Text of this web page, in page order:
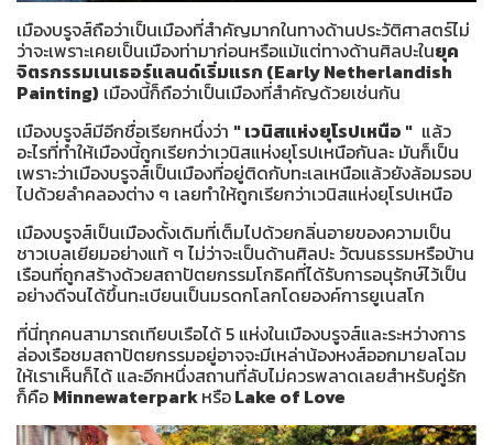
เมืองบรูจส์ถือว่าเป็นเมืองที่สำคัญมากในทางด้านประวัติศาสตร์ไม่
ว่าจะเพราะเคยเป็นเมืองท่ามาก่อนหรือแม้แต่ทางด้านศิลปะในยุค
จิตรกรรมเนเธอร์แลนด์เริ่มแรก (Early Netherlandish
Painting) เมืองนี้ก็ถือว่าเป็นเมืองที่สำคัญด้วยเช่นกัน
เมืองบรูจส์มีอีกชื่อเรียกหนึ่งว่า " เวนิสแห่งยุโรปเหนือ " แล้ว
อะไรที่ทำให้เมืองนี้ถูกเรียกว่าเวนิสแห่งยุโรปเหนือกันละ มันก็เป็น
เพราะว่าเมืองบรูจส์เป็นเมืองที่อยู่ติดกับทะเลเหนือแล้วยังล้อมรอบ
ไปด้วยลำคลองต่าง ๆ เลยทำให้ถูกเรียกว่าเวนิสแห่งยุโรปเหนือ
เมืองบรูจส์เป็นเมืองดั้งเดิมที่เต็มไปด้วยกลิ่นอายของความเป็น
ชาวเบลเยียมอย่างแท้ ๆ ไม่ว่าจะเป็นด้านศิลปะ วัฒนธรรมหรือบ้าน
เรือนที่ถูกสร้างด้วยสถาปัตยกรรมโกธิคที่ได้รับการอนุรักษ์ไว้เป็น
อย่างดีจนได้ขึ้นทะเบียนเป็นมรดกโลกโดยองค์การยูเนสโก
ที่นี่ทุกคนสามารถเทียบเรือได้ 5 แห่งในเมืองบรูจส์และระหว่างการ
ล่องเรือชมสถาปัตยกรรมอยู่อาจจะมีเหล่าน้องหงส์ออกมายลโฉม
ให้เราเห็นก็ได้ และอีกหนึ่งสถานที่ลับไม่ควรพลาดเลยสำหรับคู่รัก
ก็คือ MinnewaterparkหรือLake of Love